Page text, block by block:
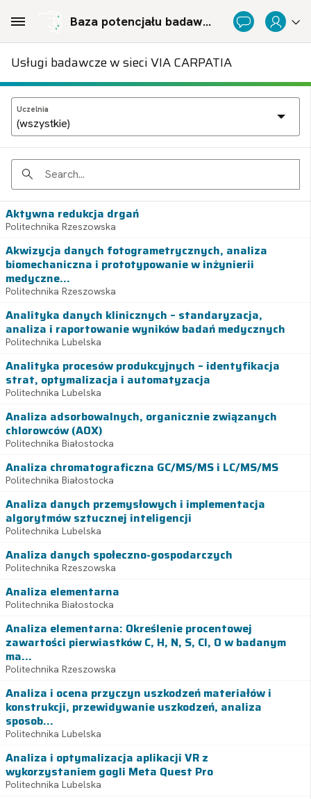
Baza potencjału badawczego Politechnicznej Sieci Via Carpatia im. Prezydenta RP Lecha Kaczyńskiego
Usługi badawcze w sieci VIA CARPATIA
Uczelnia
Search
Aktywna redukcja drgań
Politechnika Rzeszowska
Akwizycja danych fotogrametrycznych, analiza
biomechaniczna i prototypowanie w inżynierii
medyczne...
Politechnika Rzeszowska
Analityka danych klinicznych – standaryzacja,
analiza i raportowanie wyników badań medycznych
Politechnika Lubelska
Analityka procesów produkcyjnych – identyfikacja
strat, optymalizacja i automatyzacja
Politechnika Lubelska
Analiza adsorbowalnych, organicznie związanych
chlorowców (AOX)
Politechnika Białostocka
Analiza chromatograficzna GC/MS/MS i LC/MS/MS
Politechnika Białostocka
Analiza danych przemysłowych i implementacja
algorytmów sztucznej inteligencji
Politechnika Lubelska
Analiza danych społeczno-gospodarczych
Politechnika Rzeszowska
Analiza elementarna
Politechnika Białostocka
Analiza elementarna: Określenie procentowej
zawartości pierwiastków C, H, N, S, Cl, O w badanym
ma...
Politechnika Rzeszowska
Analiza i ocena przyczyn uszkodzeń materiałów i
konstrukcji, przewidywanie uszkodzeń, analiza
sposob...
Politechnika Lubelska
Analiza i optymalizacja aplikacji VR z
wykorzystaniem gogli Meta Quest Pro
Politechnika Lubelska